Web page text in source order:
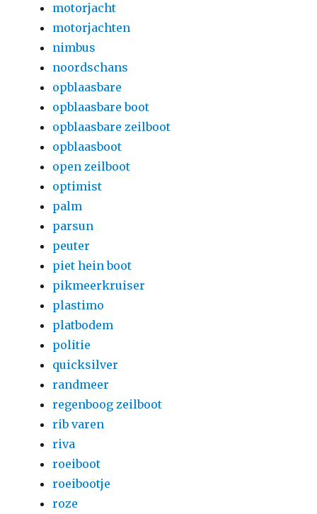
motorjacht
motorjachten
nimbus
noordschans
opblaasbare
opblaasbare boot
opblaasbare zeilboot
opblaasboot
open zeilboot
optimist
palm
parsun
peuter
piet hein boot
pikmeerkruiser
plastimo
platbodem
politie
quicksilver
randmeer
regenboog zeilboot
rib varen
riva
roeiboot
roeibootje
roze